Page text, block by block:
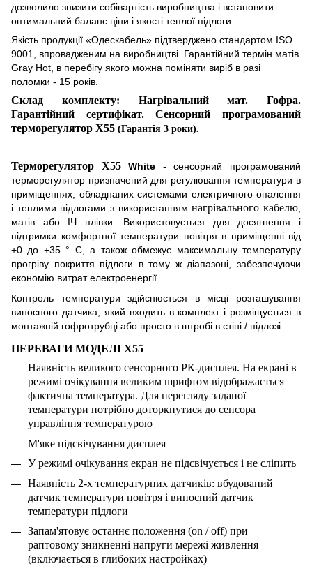
дозволило знизити собівартість виробництва і встановити
оптимальний баланс ціни і якості теплої підлоги.
Якість продукції «Одескабель» підтверджено стандартом ISO
9001, впровадженим на виробництві. Гарантійний термін матів
Gray Hot, в перебігу якого можна поміняти виріб в разі
поломки - 15 років.
Склад комплекту: Нагрівальний мат. Гофра.
Гарантійний сертифікат. Сенсорний програмований
терморегулятор X55 (Гарантія 3 роки).
Терморегулятор X55White - сенсорний програмований
терморегулятор призначений для регулювання температури в
приміщеннях, обладнаних системами електричного опалення
і теплими підлогами з використаннямнагрівального кабелю
матів або ІЧ плівки. Використовується для досягнення і
підтримки комфортної температури повітря в приміщенні від
+0 до +35 ° С, а також обмежує максимальну температуру
прогріву покриття підлоги в тому ж діапазоні, забезпечуючи
економію витрат електроенергії.
Контроль температури здійснюється в місці розташування
виносного датчика, який входить в комплект і розміщується в
монтажній гофротрубці або просто в штробі в стіні / підлозі.
ПЕРЕВАГИ МОДЕЛІ X55
Наявність великого сенсорного РК-дисплея. На екрані в
режимі очікування великим шрифтом відображається
фактична температура. Для перегляду заданої
температури потрібно доторкнутися до сенсора
управління температурою
М'яке підсвічування дисплея
У режимі очікування екран не підсвічується і не сліпить
Наявність 2-х температурних датчиків: вбудований
датчик температури повітря і виносний датчик
температури підлоги
Запам'ятовує останнє положення (on / off) при
раптовому зникненні напруги мережі живлення
(включається в глибоких настройках)